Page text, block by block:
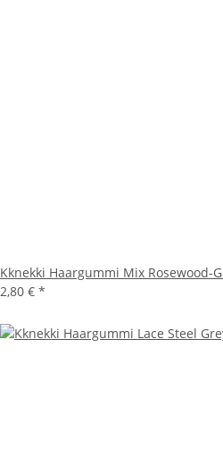
Kknekki Haargummi Mix Rosewood-
2,80 € *